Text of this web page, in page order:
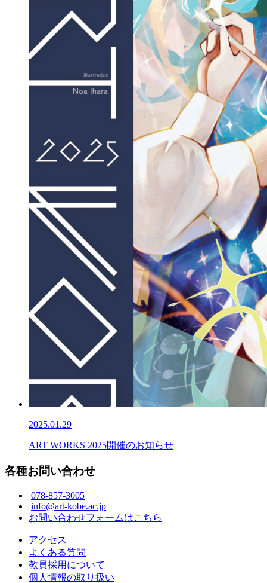
2025.01.29
ART WORKS 2025開催のお知らせ
各種お問い合わせ
078-857-3005
info@art-kobe.ac.jp
お問い合わせフォームはこちら
アクセス
よくある質問
教員採用について
個人情報の取り扱い